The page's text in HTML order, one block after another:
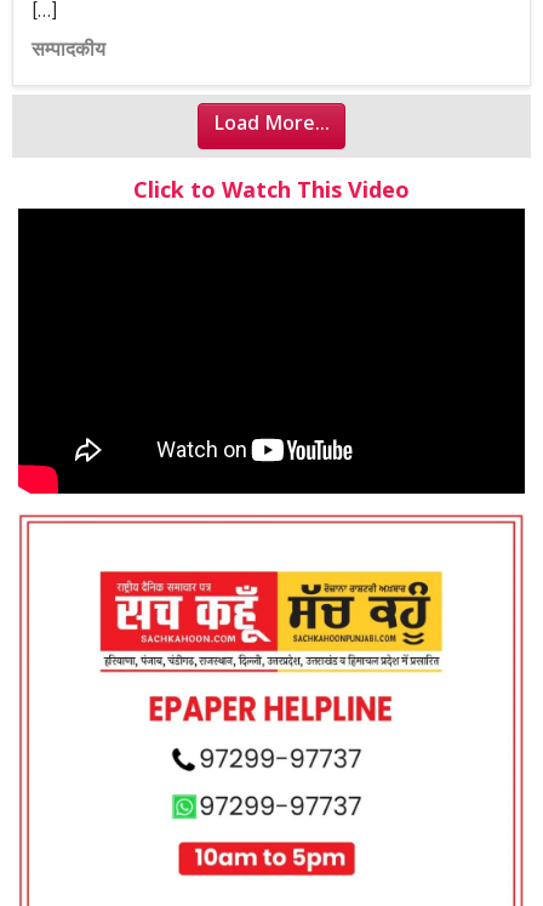
[…]
सम्पादकीय
Load More...
Click to Watch This Video